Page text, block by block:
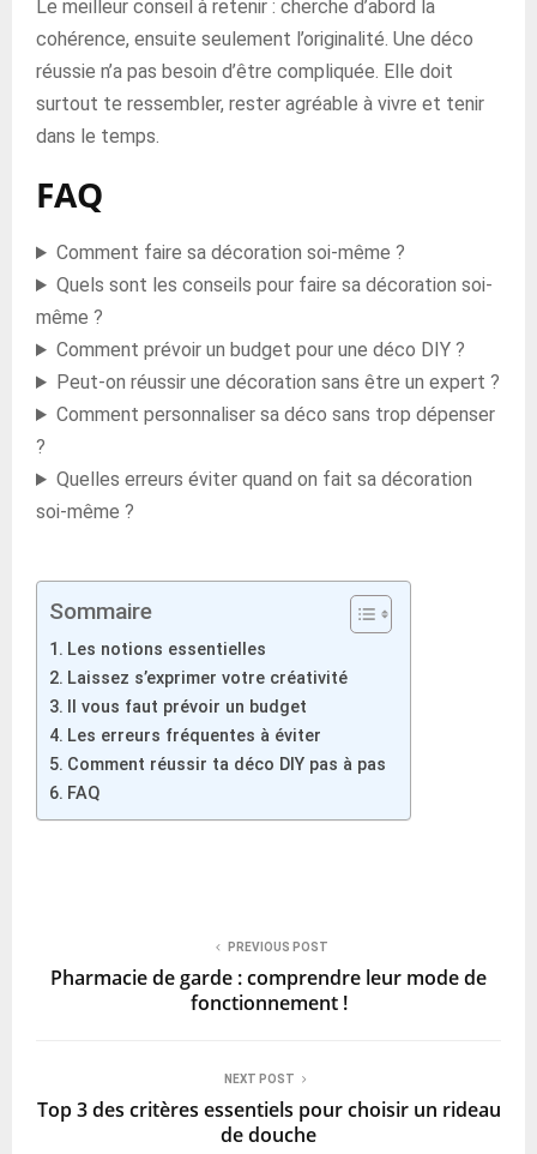
Le meilleur conseil à retenir : cherche d’abord la
cohérence, ensuite seulement l’originalité. Une déco
réussie n’a pas besoin d’être compliquée. Elle doit
surtout te ressembler, rester agréable à vivre et tenir
dans le temps.
FAQ
Comment faire sa décoration soi-même ?
Quels sont les conseils pour faire sa décoration soi-
même ?
Comment prévoir un budget pour une déco DIY ?
Peut-on réussir une décoration sans être un expert ?
Comment personnaliser sa déco sans trop dépenser
?
Quelles erreurs éviter quand on fait sa décoration
soi-même ?
Sommaire
Les notions essentielles
Laissez s’exprimer votre créativité
Il vous faut prévoir un budget
Les erreurs fréquentes à éviter
Comment réussir ta déco DIY pas à pas
FAQ
PREVIOUS POST
Pharmacie de garde : comprendre leur mode de
fonctionnement !
NEXT POST
Top 3 des critères essentiels pour choisir un rideau
de douche